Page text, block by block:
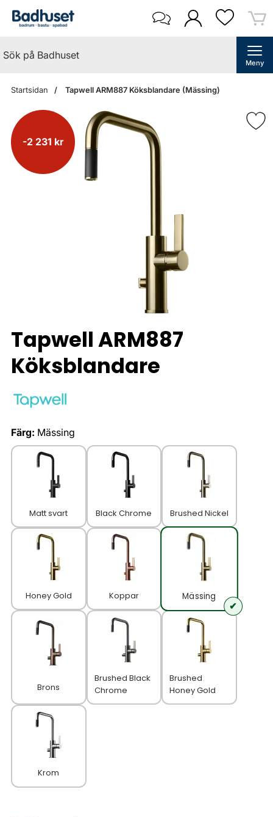
Meny
Startsidan Tapwell ARM887 Köksblandare (Mässing)
-2 231 kr
Tapwell ARM887
Köksblandare
Färg: Mässing
Matt svart Black Chrome Brushed Nickel
Honey Gold Koppar Mässing
Brons
Brushed Black
Chrome
Brushed
Honey Gold
Krom